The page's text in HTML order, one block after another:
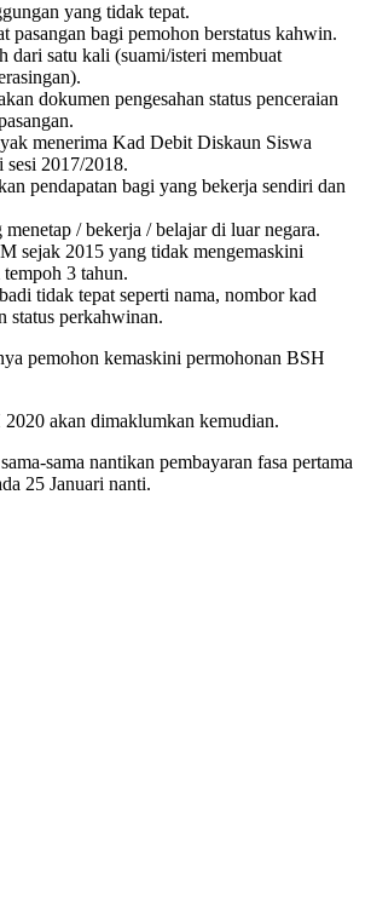
yang tidak tepat.
pasangan bagi pemohon berstatus kahwin.
dari satu kali (suami/isteri membuat
dokumen pengesahan status penceraian
menerima Kad Debit Diskaun Siswa
sesi 2017/2018.
pendapatan bagi yang bekerja sendiri dan
menetap / bekerja / belajar di luar negara.
sejak 2015 yang tidak mengemaskini
3 tahun.
tidak tepat seperti nama, nombor kad
status perkahwinan.
pemohon kemaskini permohonan BSH
akan dimaklumkan kemudian.
sama nantikan pembayaran fasa pertama
25 Januari nanti.